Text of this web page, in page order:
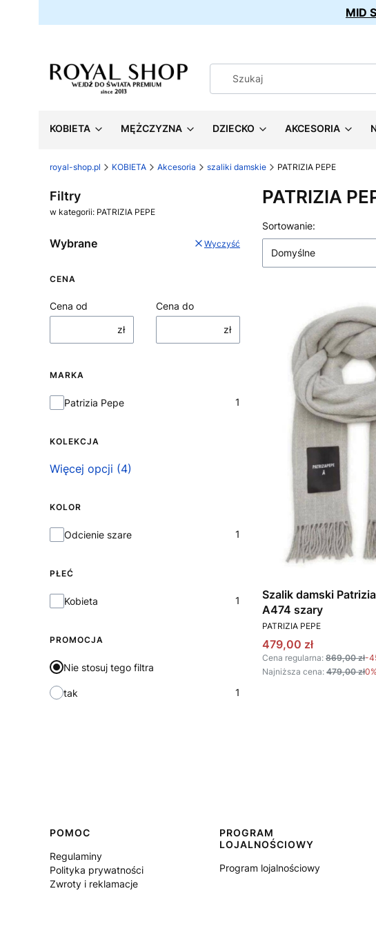
MID
KOBIETA MĘŻCZYZNA DZIECKO AKCESORIA
royal-shop.pl KOBIETA Akcesoria szaliki damskie PATRIZIA PEPE
Filtry
w kategorii: PATRIZIA PEPE
Wybrane Wyczyść
CENA
Cena od
zł
Cena do
zł
MARKA
Marka
Patrizia Pepe 1
KOLEKCJA
Kolekcja
Więcej opcji (4)
KOLOR
Kolor
Odcienie szare 1
PŁEĆ
PłećKobieta 1
PROMOCJA
Nie stosuj tego filtra
tak 1
PATRIZIA
Lista
Sortowanie:
Domyślne
Szalik damski
A474 szary
PRODUCENT
PATRIZIA PEPE
Cena promocyjna
479,00 zł
Cena regularna: 869,00 zł-
Najniższa cena: 479,00 zł0%
Linki w stopce
POMOC
Regulaminy
Polityka prywatności
Zwroty i reklamacje
PROGRAM
LOJALNOŚCIOWY
Program lojalnościowy